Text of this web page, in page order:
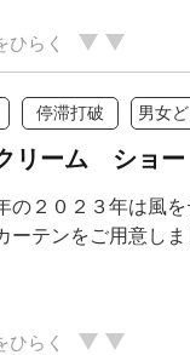
ひらく
停滞打破 男女
リーム ショー
２０２３年は風
テンをご用意しま
ひらく